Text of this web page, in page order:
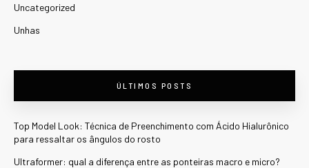
Uncategorized
Unhas
ÚLTIMOS POSTS
Top Model Look: Técnica de Preenchimento com Ácido Hialurônico
para ressaltar os ângulos do rosto
Ultraformer: qual a diferença entre as ponteiras macro e micro?